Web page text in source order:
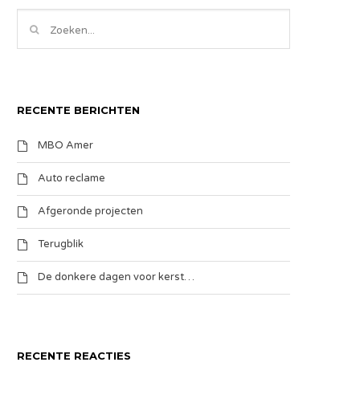
RECENTE BERICHTEN
MBO Amer
Auto reclame
Afgeronde projecten
Terugblik
De donkere dagen voor kerst…
RECENTE REACTIES